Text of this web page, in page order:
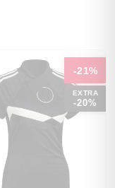
EXTRA
-20%
-21%